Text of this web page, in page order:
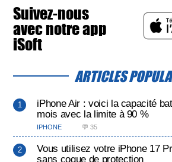
Suivez-nous
avec notre app
iSoft
ARTICLES
iPhone Air : voici la capacité
mois avec la limite à 90 %
IPHONE 💬 35
Vous utilisez votre iPhone 17
sans coque de protection